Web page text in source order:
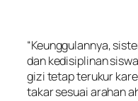
“Keunggulannya,
dan kedisiplinan
gizi tetap terukur
takar sesuai arahan